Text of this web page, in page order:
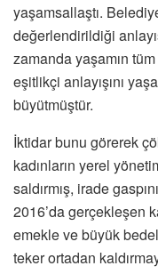
yaşamsallaştı.
değerlendirildiği
zamanda yaşamın
eşitlikçi anlayışını
büyütmüştür.
İktidar bunu görerek
kadınların yerel
saldırmış, irade
2016’da gerçekleşen
emekle ve büyük
teker ortadan